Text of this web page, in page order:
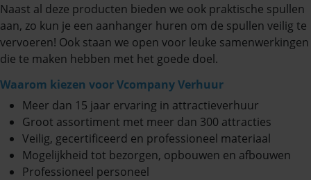
Naast al deze producten bieden we ook praktische spullen
aan, zo kun je een aanhanger huren om de spullen veilig te
vervoeren! Ook staan we open voor leuke samenwerkingen
die te maken hebben met het goede doel.
Waarom kiezen voor Vcompany Verhuur
Meer dan 15 jaar ervaring in attractieverhuur
Groot assortiment met meer dan 300 attracties
Veilig, gecertificeerd en professioneel materiaal
Mogelijkheid tot bezorgen, opbouwen en afbouwen
Professioneel personeel